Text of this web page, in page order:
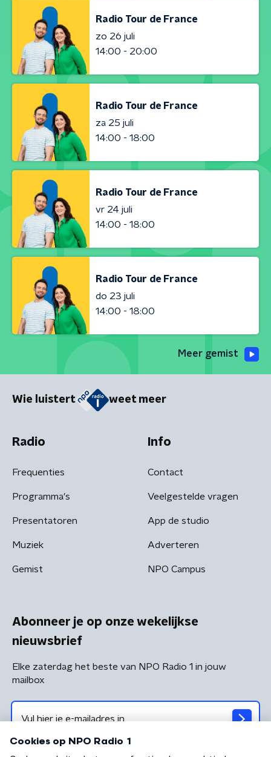
Radio Tour de France
zo 26 juli
14:00 - 20:00
Radio Tour de France
za 25 juli
14:00 - 18:00
Radio Tour de France
vr 24 juli
14:00 - 18:00
Radio Tour de France
do 23 juli
14:00 - 18:00
Meer gemist
Wie luistert weet meer
Radio
Frequenties
Programma's
Presentatoren
Muziek
Gemist
Info
Contact
Veelgestelde vragen
App de studio
Adverteren
NPO Campus
Abonneer je op onze wekelijkse
nieuwsbrief
Elke zaterdag het beste van NPO Radio 1 in jouw
mailbox